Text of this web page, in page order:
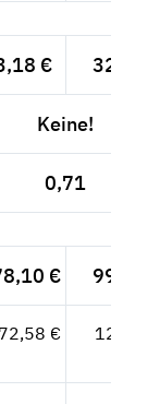
€ 322,--
Keine!
0,71
€ 990,--
€